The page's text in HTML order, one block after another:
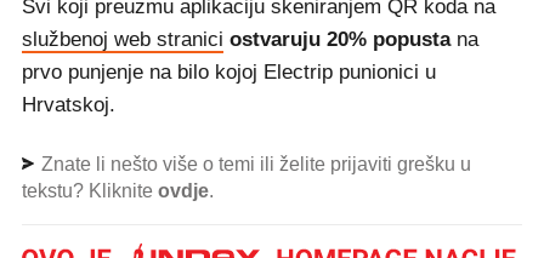
Svi koji preuzmu aplikaciju skeniranjem QR koda na
službenoj web stranici ostvaruju 20% popustana
prvo punjenje na bilo kojoj Electrip punionici u
Hrvatskoj.
Znate li nešto više o temi ili želite prijaviti grešku u
tekstu? Kliknite ovdje.